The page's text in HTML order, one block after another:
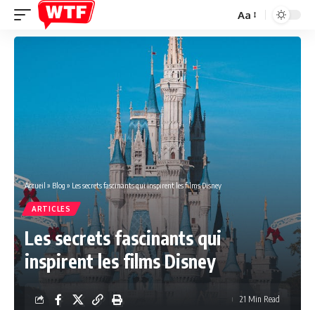
Font
Resizer
Aa
Accueil » Blog » Les secrets fascinants qui inspirent les films Disney
ARTICLES
Les secrets fascinants qui
inspirent les films Disney
21 Min Read